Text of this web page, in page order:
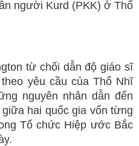
người Kurd (PKK) ở Thổ
từ chối dẫn độ giáo sĩ
yêu cầu của Thổ Nhĩ
nguyên nhân dẫn đến
hai quốc gia vốn từng
Tổ chức Hiệp ước Bắc